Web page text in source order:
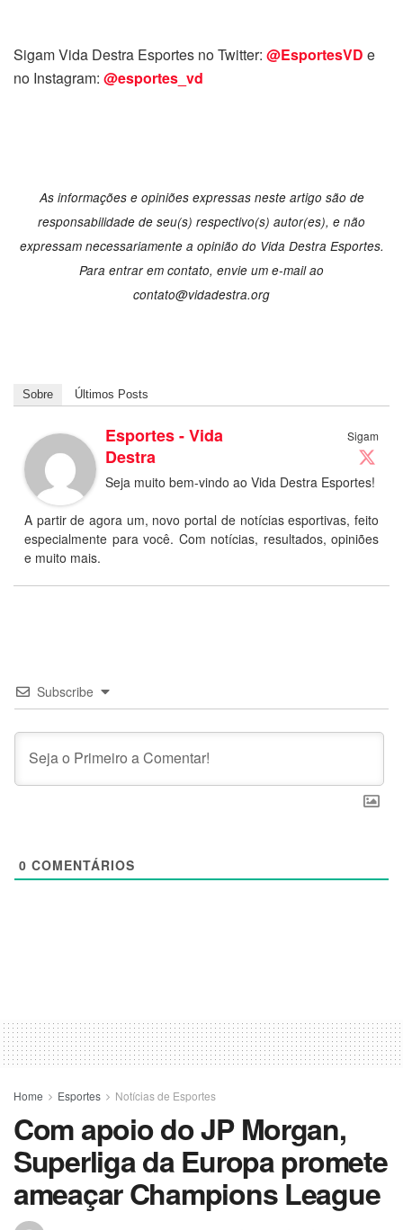
Sigam Vida Destra Esportes no Twitter: @EsportesVD e
no Instagram: @esportes_vd
As informações e opiniões expressas neste artigo são de
responsabilidade de seu(s) respectivo(s) autor(es), e não
expressam necessariamente a opinião do Vida Destra Esportes.
Para entrar em contato, envie um e-mail ao
contato@vidadestra.org
Sobre Últimos Posts
Sigam
Esportes - Vida
Destra
Seja muito bem-vindo ao Vida Destra Esportes!
A partir de agora um, novo portal de notícias esportivas, feito
especialmente para você. Com notícias, resultados, opiniões
e muito mais.
Subscribe
0 COMENTÁRIOS
Home Esportes Notícias de Esportes
Com apoio do JP Morgan,
Superliga da Europa promete
ameaçar Champions League